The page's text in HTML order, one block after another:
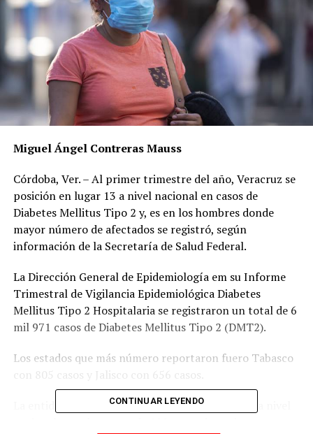
Miguel Ángel Contreras Mauss
Córdoba, Ver. – Al primer trimestre del año, Veracruz se
posición en lugar 13 a nivel nacional en casos de
Diabetes Mellitus Tipo 2 y, es en los hombres donde
mayor número de afectados se registró, según
información de la Secretaría de Salud Federal.
La Dirección General de Epidemiología em su Informe
Trimestral de Vigilancia Epidemiológica Diabetes
Mellitus Tipo 2 Hospitalaria se registraron un total de 6
mil 971 casos de Diabetes Mellitus Tipo 2 (DMT2).
Los estados que más número reportaron fuero Tabasco
La entidad veracruzana se ubicó en el puesto 13 a nivel
CONTINUAR LEYENDO